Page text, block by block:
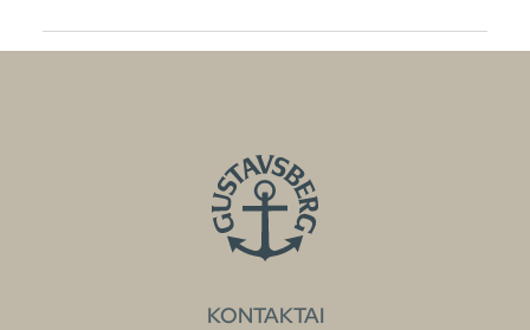
KONTAKTAI